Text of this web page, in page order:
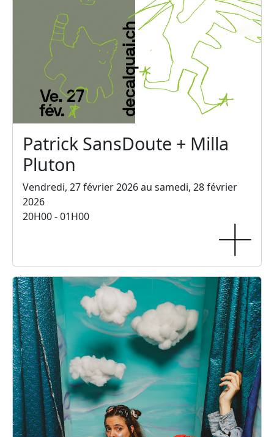
Patrick SansDoute + Milla
Pluton
Vendredi, 27 février 2026 au samedi, 28 février
2026
20H00 - 01H00